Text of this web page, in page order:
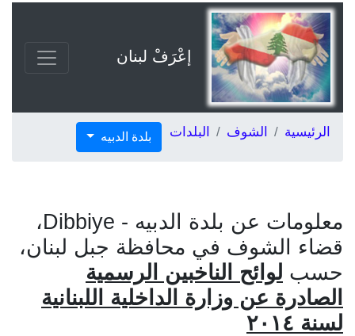
إعْرَفْ لبنان
الرئيسية الشوف البلدات بلدة الدبيه
معلومات عن بلدة الدبيه - Dibbiye،
قضاء الشوف في محافظة جبل لبنان،
حسب لوائح الناخبين الرسمية
الصادرة عن وزارة الداخلية اللبنانية
لسنة ٢٠١٤